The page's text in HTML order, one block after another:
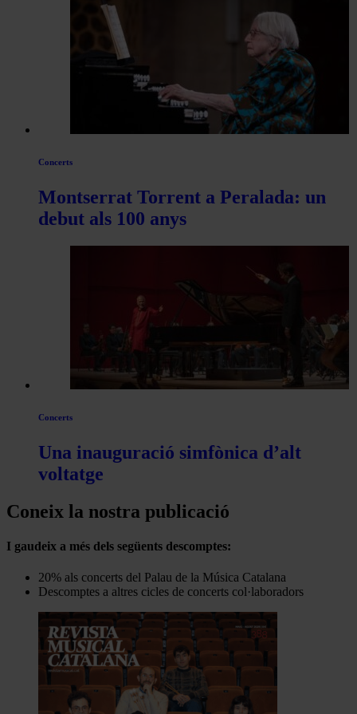
Concerts
Montserrat Torrent a Peralada: un
debut als 100 anys
Concerts
Una inauguració simfònica d’alt
voltatge
Coneix la nostra publicació
I gaudeix a més dels següents descomptes:
20% als concerts del Palau de la Música Catalana
Descomptes a altres cicles de concerts col·laboradors